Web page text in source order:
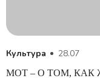
Культура 28.07
МОТ – О ТОМ, КАК